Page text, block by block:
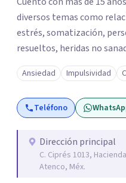
diversos temas como
estrés, somatización,
resueltos, heridas no
Ansiedad Impulsividad
Teléfono
Dirección principal
C. Ciprés 1013,
Atenco, Méx.